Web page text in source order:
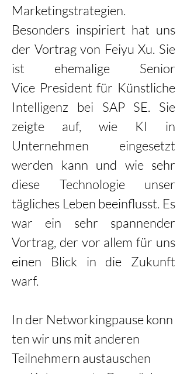
Marketingstrategien.
Besonders inspiriert hat uns
der Vortrag von Feiyu Xu. Sie
ist ehemalige Senior
Vice President für Künstliche
Intelligenz bei SAP SE. Sie
zeigte auf, wie KI in
Unternehmen eingesetzt
werden kann und wie sehr
diese Technologie unser
tägliches Leben beeinflusst. Es
war ein sehr spannender
Vortrag, der vor allem für uns
einen Blick in die Zukunft
warf.
In der Networkingpause konn
ten wir uns mit anderen
Teilnehmern austauschen